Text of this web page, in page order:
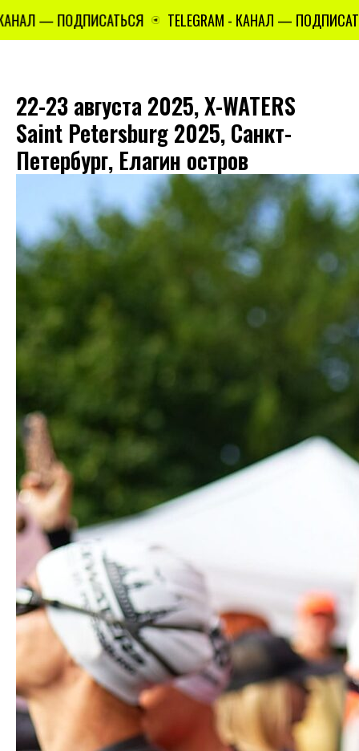
ПОДПИСАТЬСЯ TELEGRAM - КАНАЛ — ПОДПИСАТЬСЯ
22-23 августа 2025, X-WATERS
Saint Petersburg 2025, Санкт-
Петербург, Елагин остров